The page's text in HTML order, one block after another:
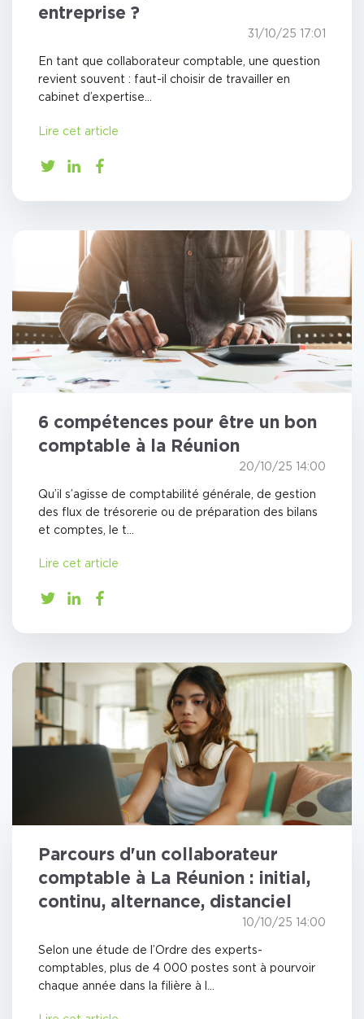
entreprise ?
31/10/25 17:01
En tant que collaborateur comptable, une question
revient souvent : faut-il choisir de travailler en
cabinet d’expertise...
Lire cet article
6 compétences pour être un bon
comptable à la Réunion
20/10/25 14:00
Qu’il s’agisse de comptabilité générale, de gestion
des flux de trésorerie ou de préparation des bilans
et comptes, le t...
Lire cet article
Parcours d'un collaborateur
comptable à La Réunion : initial,
continu, alternance, distanciel
10/10/25 14:00
Selon une étude de l’Ordre des experts-
comptables, plus de 4 000 postes sont à pourvoir
chaque année dans la filière à l...